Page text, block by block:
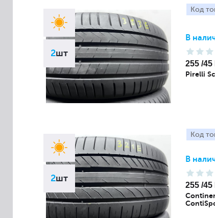
2шт
Код
В
255 /45
Pirelli
2шт
Код
В
255 /45